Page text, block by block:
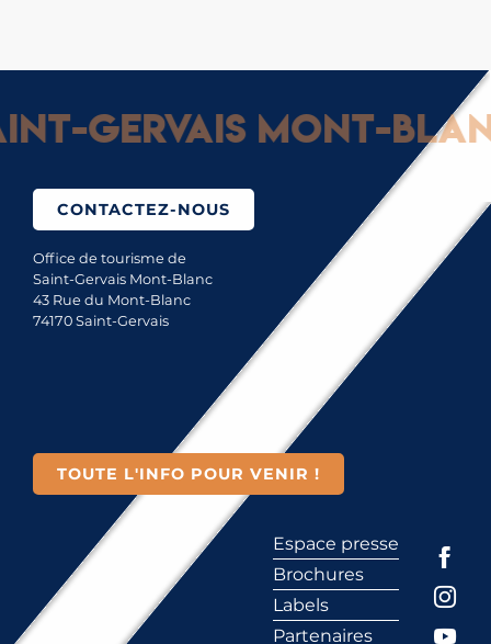
Gervais Mont-
CONTACTEZ-NOUS
Office de tourisme de
Saint-Gervais Mont-Blanc
43 Rue du Mont-Blanc
74170 Saint-Gervais
TOUTE L'INFO POUR VENIR !
Espace presse
Brochures
Labels
Partenaires